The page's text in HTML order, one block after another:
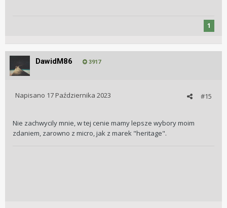
1
DawidM86 3917
#15
Napisano 17 Października 2023
Nie zachwycily mnie, w tej cenie mamy lepsze wybory moim
zdaniem, zarowno z micro, jak z marek "heritage".